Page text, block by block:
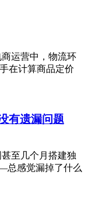
运营中，物流环
在计算商品定价
有遗漏问题
至几个月搭建独
总感觉漏掉了什么